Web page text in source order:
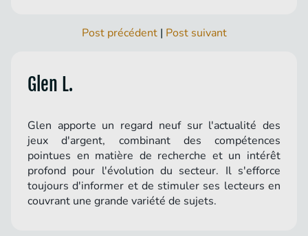
Post précédent| Post suivant
Glen L.
Glen apporte un regard neuf sur l'actualité des
jeux d'argent, combinant des compétences
pointues en matière de recherche et un intérêt
profond pour l'évolution du secteur. Il s'efforce
toujours d'informer et de stimuler ses lecteurs en
couvrant une grande variété de sujets.